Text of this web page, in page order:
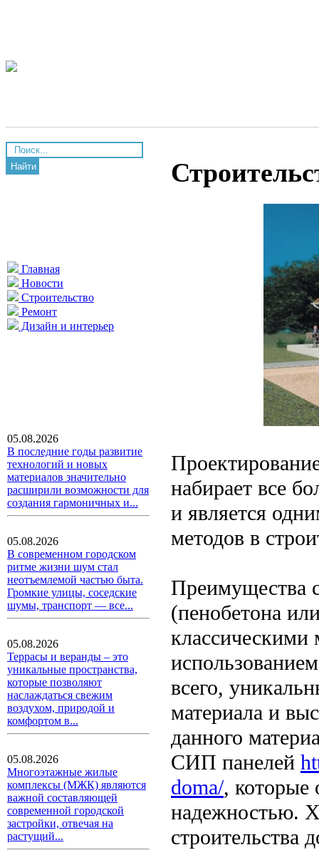
Найти
Главная
Новости
Строительство
Ремонт
Дизайн и интерьер
05.08.2026
В последние годы развитие
технологий и новых
материалов значительно
расширили возможности для
создания гармоничных и...
05.08.2026
В современном городском
ритме жизни шум стал
неотъемлемой частью быта.
Громкие улицы, соседские
шумы, транспорт — все...
05.08.2026
Террасы и веранды – это
уникальные пространства,
которые позволяют
наслаждаться свежим
воздухом, природой и
комфортом в...
05.08.2026
Многоэтажные жилые
комплексы (МЖК) являются
важной составляющей
современной городской
застройки, отвечая на
растущий...
набирает все
и является
методов в
Преимущества
(пенобетона
классическими
всего,
материала и
данного
СИП панелей
doma/, которые
надежностью.
строительства